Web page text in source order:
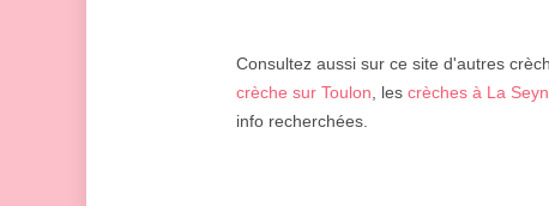
Consultez aussi sur ce site d'autres
crèche sur Toulon , les crèches à La
info recherchées.